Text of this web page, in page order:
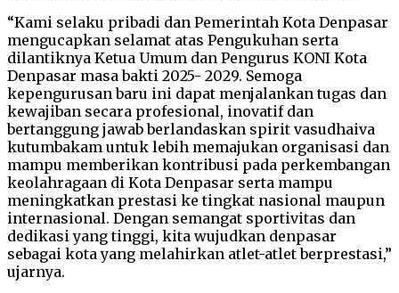
“Kami selaku pribadi dan Pemerintah Kota Denpasar
mengucapkan selamat atas Pengukuhan serta
dilantiknya Ketua Umum dan Pengurus KONI Kota
Denpasar masa bakti 2025- 2029. Semoga
kepengurusan baru ini dapat menjalankan tugas dan
kewajiban secara profesional, inovatif dan
bertanggung jawab berlandaskan spirit vasudhaiva
kutumbakam untuk lebih memajukan organisasi dan
mampu memberikan kontribusi pada perkembangan
keolahragaan di Kota Denpasar serta mampu
meningkatkan prestasi ke tingkat nasional maupun
internasional. Dengan semangat sportivitas dan
dedikasi yang tinggi, kita wujudkan denpasar
sebagai kota yang melahirkan atlet-atlet berprestasi,”
ujarnya.